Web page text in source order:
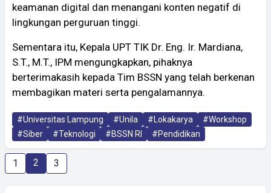
keamanan digital dan menangani konten negatif di
lingkungan perguruan tinggi.
Sementara itu, Kepala UPT TIK Dr. Eng. Ir. Mardiana,
S.T., M.T., IPM mengungkapkan, pihaknya
berterimakasih kepada Tim BSSN yang telah berkenan
membagikan materi serta pengalamannya.
#Universitas Lampung #Unila #Lokakarya
#Workshop
#Siber
#Teknologi #BSSN RI #Pendidikan
1 2 3